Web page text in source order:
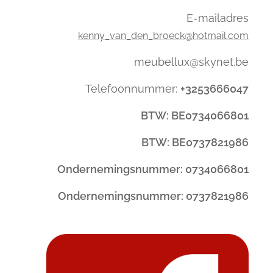
E-mailadres
kenny_van_den_broeck@hotmail.com
meubellux@skynet.be
Telefoonnummer: +3253666047
BTW: BE0734066801
BTW: BE0737821986
Ondernemingsnummer: 0734066801
Ondernemingsnummer: 0737821986